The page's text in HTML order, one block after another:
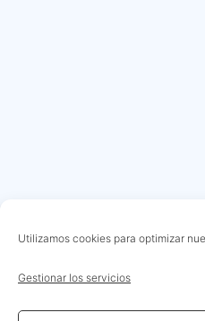
Utilizamos cookies para optimizar
Gestionar los servicios